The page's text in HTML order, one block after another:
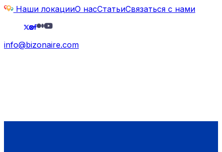
Наши локацииО насСтатьиСвязаться с нами
info@bizonaire.com